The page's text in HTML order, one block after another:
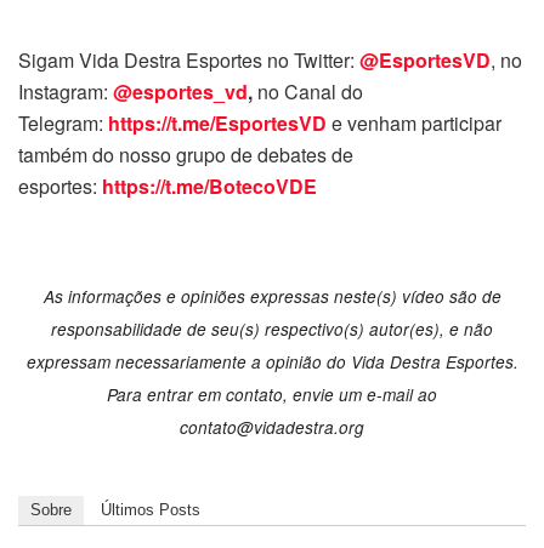
Sigam Vida Destra Esportes no Twitter: @EsportesVD, no
Instagram: @esportes_vd, no Canal do
Telegram: https://t.me/EsportesVD e venham participar
também do nosso grupo de debates de
esportes: https://t.me/BotecoVDE
As informações e opiniões expressas neste(s) vídeo são de
responsabilidade de seu(s) respectivo(s) autor(es), e não
expressam necessariamente a opinião do Vida Destra Esportes.
Para entrar em contato, envie um e-mail ao
contato@vidadestra.org
Sobre Últimos Posts